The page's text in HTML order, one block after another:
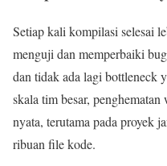
Setiap kali kompilasi selesai
menguji dan memperbaiki
dan tidak ada lagi bottleneck
skala tim besar,
nyata, terutama pada proyek
ribuan file kode.